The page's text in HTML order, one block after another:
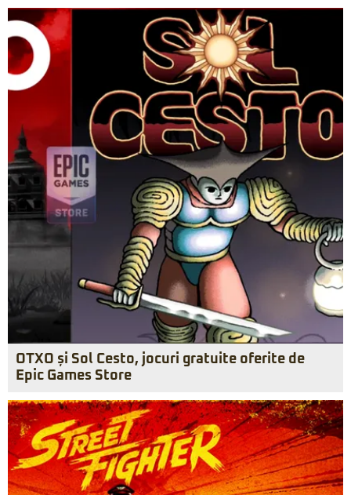
OTXO și Sol Cesto, jocuri gratuite oferite de
Epic Games Store